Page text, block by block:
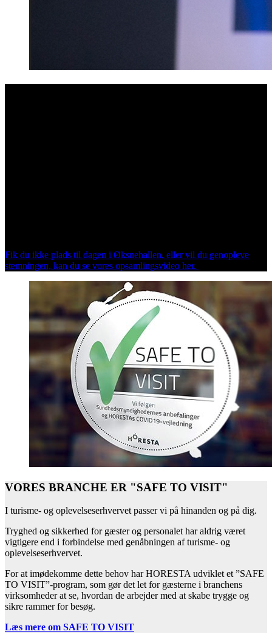
Fik du ikke plads til dagen i Øksnehallen, eller vil du genopleve
stemningen, kan du se vores opsamlingsvideo her.
VORES BRANCHE ER "SAFE TO VISIT"
I turisme- og oplevelseserhvervet passer vi på hinanden og på dig.
Tryghed og sikkerhed for gæster og personalet har aldrig været
vigtigere end i forbindelse med genåbningen af turisme- og
oplevelseserhvervet.
For at imødekomme dette behov har HORESTA udviklet et ”SAFE
TO VISIT”-program, som gør det let for gæsterne i branchens
virksomheder at se, hvordan de arbejder med at skabe trygge og
sikre rammer for besøg.
Læs mere om SAFE TO VISIT